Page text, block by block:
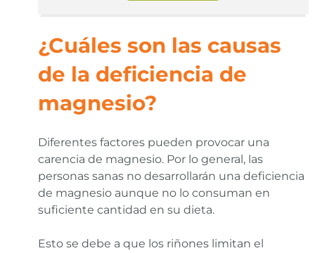
¿Cuáles son las causas
de la deficiencia de
magnesio?
Diferentes factores pueden provocar una
carencia de magnesio. Por lo general, las
personas sanas no desarrollarán una deficiencia
de magnesio aunque no lo consuman en
suficiente cantidad en su dieta.
Esto se debe a que los riñones limitan el